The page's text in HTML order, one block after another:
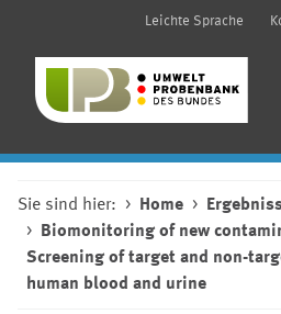
Leichte Sprache
Sie sind hier: Home
Biomonitoring of new
Screening of target and non-
human blood and urine